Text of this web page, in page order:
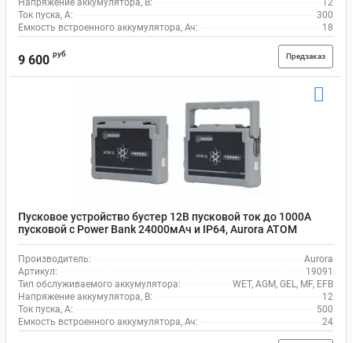
Напряжение аккумулятора, В:
12
Ток пуска, А:
300
Емкость встроенного аккумулятора, Ач:
18
9 600 руб Предзаказ
Пусковое устройство бустер 12В пусковой ток до 1000А
пусковой с Power Bank 24000мАч и IP64, Aurora ATOM
2419091
Производитель:
Aurora
Артикул:
19091
Тип обслуживаемого аккумулятора:
WET, AGM, GEL, MF, EFB
Напряжение аккумулятора, В:
12
Ток пуска, А:
500
Емкость встроенного аккумулятора, Ач:
24